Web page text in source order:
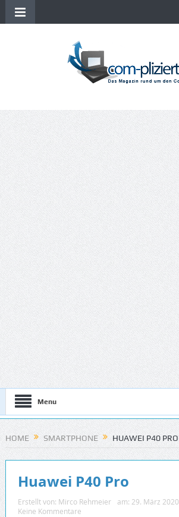
Menu
HOME SMARTPHONE HUAWEI P40 PRO
Huawei P40 Pro
Erstellt von: Mirco Rehmeier am: 29. März 2020
Keine Kommentare